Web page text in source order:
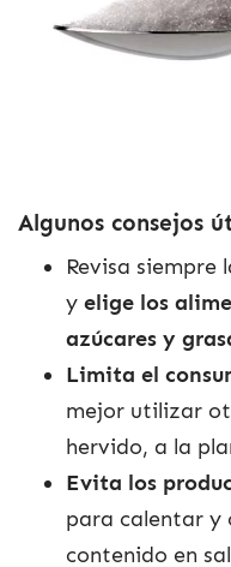
Algunos consejos
Revisa
y elige los
azúcares y
Limita el
mejor utilizar
hervido, a la
Evita los
para calentar y
contenido en